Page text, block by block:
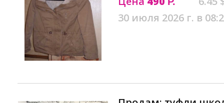
30 июля 2026 г. в